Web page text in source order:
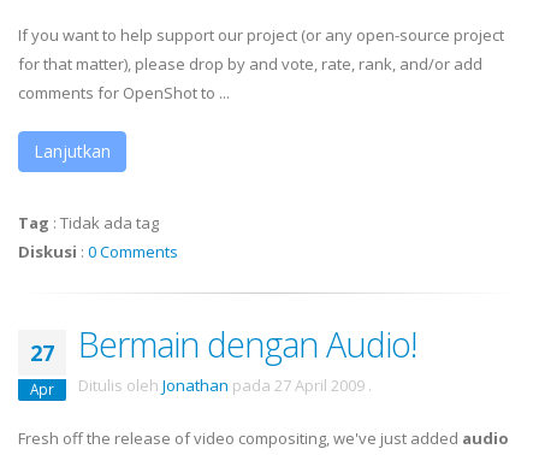
If you want to help support our project (or any open-source project
for that matter), please drop by and vote, rate, rank, and/or add
comments for OpenShot to ...
Lanjutkan
Tag : Tidak ada tag
Diskusi : 0 Comments
27
Apr
Bermain dengan Audio!
Ditulis oleh Jonathan pada 27 April 2009 .
Fresh off the release of video compositing, we've just added audio